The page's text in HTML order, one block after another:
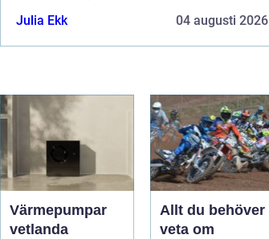
Julia Ekk 04 augusti 2026
Värmepumpar
vetlanda
Allt du behöver
veta om